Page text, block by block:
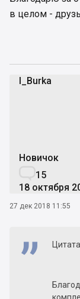
в целом -
I_Burka
Новичок
15
18 октября
27 дек 2018 11:55
Цитата